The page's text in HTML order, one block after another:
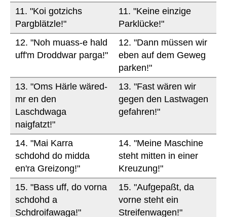
11. "Koi gotzichs
Pargblätzle!"
11. "Keine einzige
Parklücke!"
12. "Noh muass-e hald
uff'm Droddwar parga!"
12. "Dann müssen wir
eben auf dem Geweg
parken!"
13. "Oms Härle wäred-
mr en den
Laschdwaga
naigfatzt!"
13. "Fast wären wir
gegen den Lastwagen
gefahren!"
14. "Mai Karra
schdohd do midda
en'ra Greizong!"
14. "Meine Maschine
steht mitten in einer
Kreuzung!"
15. "Bass uff, do vorna
schdohd a
Schdroifawaga!"
15. "Aufgepaßt, da
vorne steht ein
Streifenwagen!"